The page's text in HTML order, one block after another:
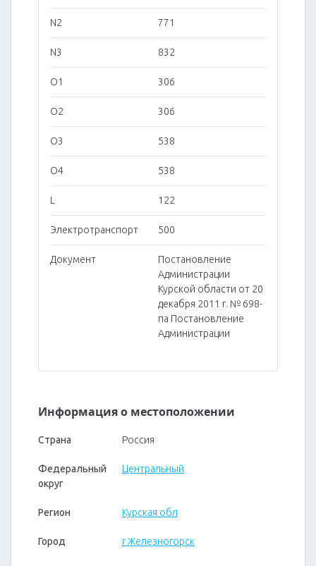
N2 771
N3 832
O1 306
O2 306
O3 538
O4 538
L 122
Электротранспорт 500
Документ
Постановление
Администрации
Курской области от 20
декабря 2011 г. № 698-
па Постановление
Администрации
Информация о местоположении
Страна Россия
Федеральный
округ
Центральный
Регион Курская обл
Город г Железногорск